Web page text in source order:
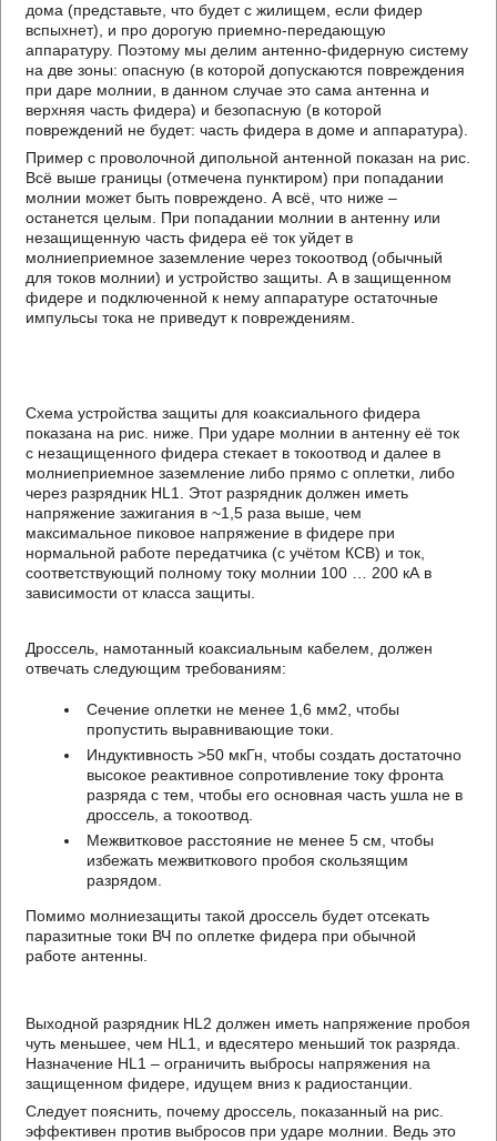
дома (представьте, что будет с жилищем, если фидер
вспыхнет), и про дорогую приемно-передающую
аппаратуру. Поэтому мы делим антенно-фидерную систему
на две зоны: опасную (в которой допускаются повреждения
при даре молнии, в данном случае это сама антенна и
верхняя часть фидера) и безопасную (в которой
повреждений не будет: часть фидера в доме и аппаратура).
Пример с проволочной дипольной антенной показан на рис.
Всё выше границы (отмечена пунктиром) при попадании
молнии может быть повреждено. А всё, что ниже –
останется целым. При попадании молнии в антенну или
незащищенную часть фидера её ток уйдет в
молниеприемное заземление через токоотвод (обычный
для токов молнии) и устройство защиты. А в защищенном
фидере и подключенной к нему аппаратуре остаточные
импульсы тока не приведут к повреждениям.
Схема устройства защиты для коаксиального фидера
показана на рис. ниже. При ударе молнии в антенну её ток
с незащищенного фидера стекает в токоотвод и далее в
молниеприемное заземление либо прямо с оплетки, либо
через разрядник HL1. Этот разрядник должен иметь
напряжение зажигания в ~1,5 раза выше, чем
максимальное пиковое напряжение в фидере при
нормальной работе передатчика (с учётом КСВ) и ток,
соответствующий полному току молнии 100 … 200 кА в
зависимости от класса защиты.
Дроссель, намотанный коаксиальным кабелем, должен
отвечать следующим требованиям:
Сечение оплетки не менее 1,6 мм2, чтобы
пропустить выравнивающие токи.
Индуктивность >50 мкГн, чтобы создать достаточно
высокое реактивное сопротивление току фронта
разряда с тем, чтобы его основная часть ушла не в
дроссель, а токоотвод.
Межвитковое расстояние не менее 5 см, чтобы
избежать межвиткового пробоя скользящим
разрядом.
Помимо молниезащиты такой дроссель будет отсекать
паразитные токи ВЧ по оплетке фидера при обычной
работе антенны.
Выходной разрядник HL2 должен иметь напряжение пробоя
чуть меньшее, чем HL1, и вдесятеро меньший ток разряда.
Назначение HL1 – ограничить выбросы напряжения на
защищенном фидере, идущем вниз к радиостанции.
Следует пояснить, почему дроссель, показанный на рис.
эффективен против выбросов при ударе молнии. Ведь это